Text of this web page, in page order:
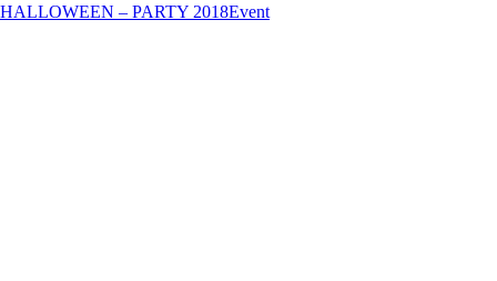
HALLOWEEN – PARTY 2018Event